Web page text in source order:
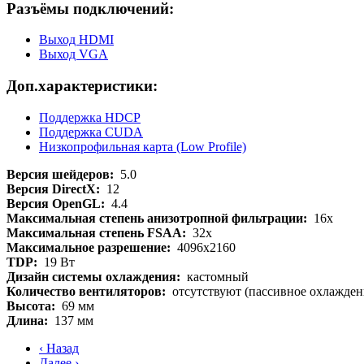
Разъёмы подключений:
Выход HDMI
Выход VGA
Доп.характеристики:
Поддержка HDCP
Поддержка CUDA
Низкопрофильная карта (Low Profile)
Версия шейдеров: 5.0
Версия DirectX: 12
Версия OpenGL: 4.4
Максимальная степень анизотропной фильтрации: 16x
Максимальная степень FSAA: 32x
Максимальное разрешение: 4096x2160
TDP: 19 Вт
Дизайн системы охлаждения: кастомный
Количество вентиляторов: отсутствуют (пассивное
Высота: 69 мм
Длина: 137 мм
‹ Назад